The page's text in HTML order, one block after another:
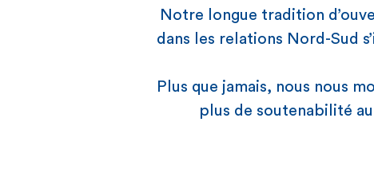
Notre longue tradition
dans les relations Nord-Sud
Plus que jamais, nous nous
plus de soutenabilité